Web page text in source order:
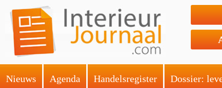
Nieuws Agenda Handelsregister Dossier: